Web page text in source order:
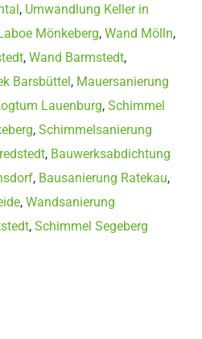
, Umwandlung Keller in
Mönkeberg, Wand Mölln,
, Wand Barmstedt,
Barsbüttel, Mauersanierung
Lauenburg, Schimmel
, Schimmelsanierung
, Bauwerksabdichtung
, Bausanierung Ratekau,
, Wandsanierung
, Schimmel Segeberg